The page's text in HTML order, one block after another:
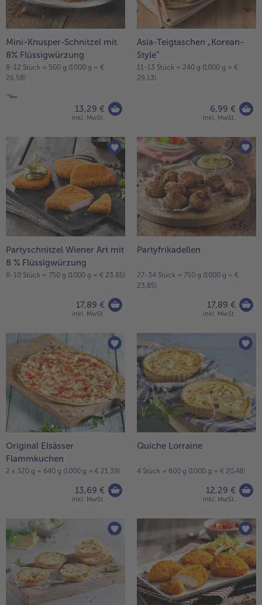
alle Wein & Spirituosen
Küchenutensilien
Kuchen & Torten
alle Kuchen & Torten
alle BIO
bofrost*free
High Protein
alle High Protein
bofrost*plus.
Pflanzliche Alternativprodukte
Heißluftfritteuse
alle Heißluftfritteuse
- 5 € beim Kauf von 7 Schlemmermenüs nach Wahl
Mini-Knusper-Schnitzel mit
8% Flüssigwürzung
8-12 Stück = 500 g (1000 g = €
26,58)
13,29 €
inkl. MwSt.
Asia-Teigtaschen „Korean-
Style”
11-13 Stück = 240 g (1000 g = €
29,13)
6,99 €
inkl. MwSt.
Partyschnitzel Wiener Art mit
8 % Flüssigwürzung
8-10 Stück = 750 g (1000 g = € 23,85)
17,89 €
inkl. MwSt.
Partyfrikadellen
27-34 Stück = 750 g (1000 g = €
23,85)
17,89 €
inkl. MwSt.
Original Elsässer
Flammkuchen
2 x 320 g = 640 g (1000 g = € 21,39)
13,69 €
inkl. MwSt.
Quiche Lorraine
4 Stück = 600 g (1000 g = € 20,48)
12,29 €
inkl. MwSt.